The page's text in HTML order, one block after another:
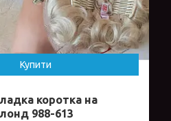
Купити
коротка на
988-613